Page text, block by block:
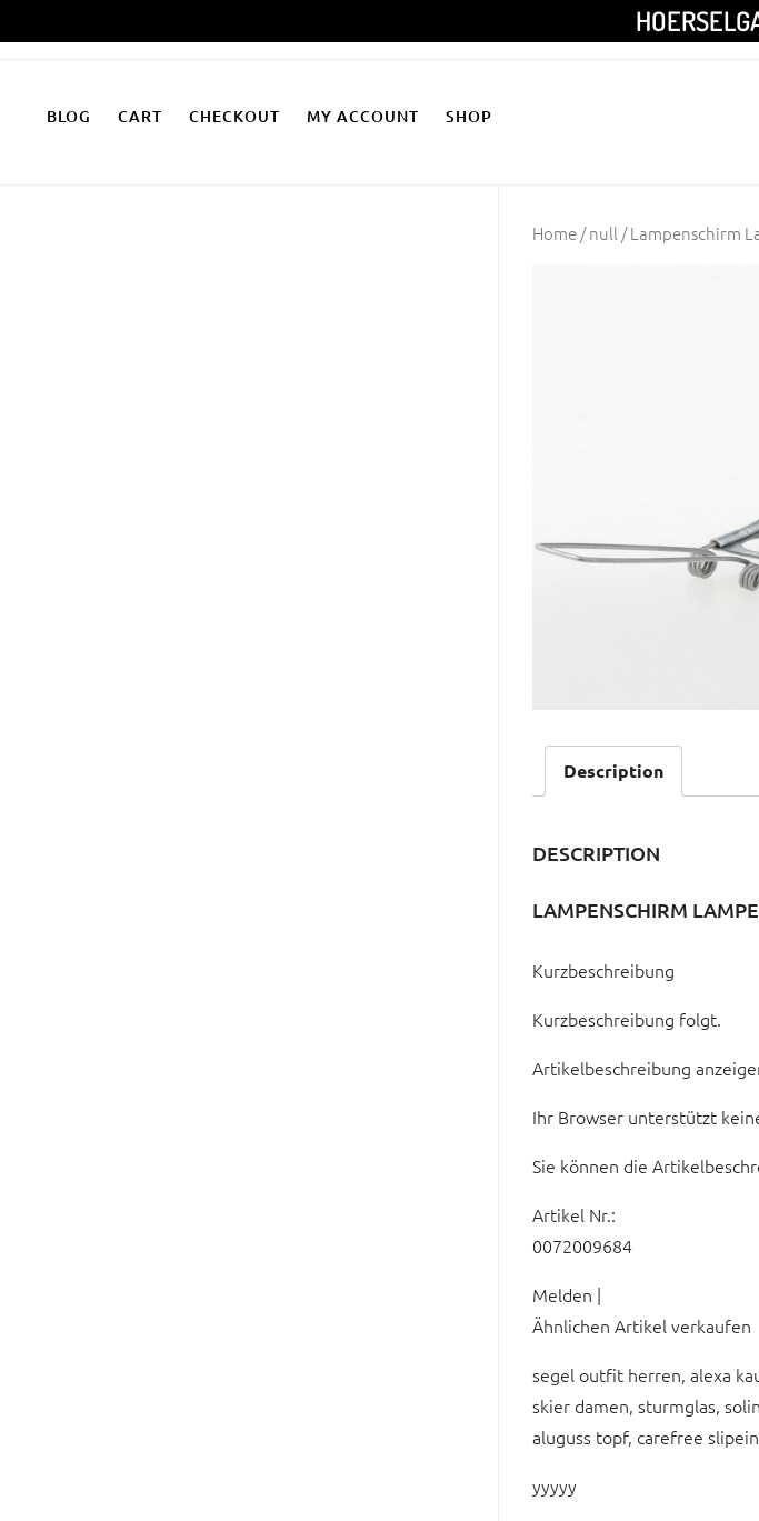
Inhalt
BLOG CART CHECKOUT MY ACCOUNT SHOP
Home/null / Lampenschirm
Description
DESCRIPTION
LAMPENSCHIRM
Kurzbeschreibung
Kurzbeschreibung folgt.
Artikelbeschreibung
Ihr Browser unterstützt
Sie können die
Artikel Nr.:
0072009684
Melden |
Ähnlichen Artikel verkaufen
segel outfit herren, alexa
skier damen, sturmglas,
aluguss topf, carefree
yyyyy